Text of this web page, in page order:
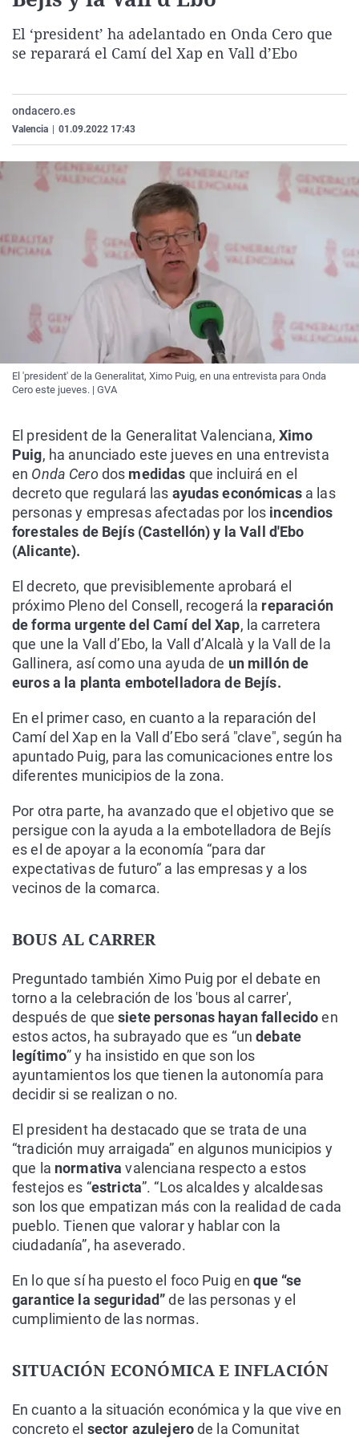
Gente viajera
Retornados
Operación Viuda
Galicia
Navarra
Televisión
El ‘president’ ha adelantado en Onda Cero que
se reparará el Camí del Xap en Vall d’Ebo
ondacero.es
Valencia 01.09.2022 17:43
El 'president' de la Generalitat, Ximo Puig, en una entrevista para Onda
Cero este jueves. | GVA
El president de la Generalitat Valenciana,Ximo
Puig, ha anunciado este jueves en una entrevista
en Onda Cerodos medidas que incluirá en el
decreto que regulará las ayudas económicas a las
personas y empresas afectadas por los incendios
forestales de Bejís (Castellón) y la Vall d'Ebo
(Alicante).
El decreto, que previsiblemente aprobará el
próximo Pleno del Consell, recogerá la reparación
de forma urgente del Camí del Xap, la carretera
que une la Vall d’Ebo, la Vall d’Alcalà y la Vall de la
Gallinera, así como una ayuda de un millón de
euros a la planta embotelladora de Bejís.
En el primer caso, en cuanto a la reparación del
Camí del Xap en la Vall d’Ebo será "clave", según ha
apuntado Puig, para las comunicaciones entre los
diferentes municipios de la zona.
Por otra parte, ha avanzado que el objetivo que se
persigue con la ayuda a la embotelladora de Bejís
es el de apoyar a la economía “para dar
expectativas de futuro” a las empresas y a los
vecinos de la comarca.
BOUS AL CARRER
Preguntado también Ximo Puig por el debate en
torno a la celebración de los 'bous al carrer',
después de quesiete personas hayan fallecidoen
estos actos, ha subrayado que es “undebate
legítimo” y ha insistido en que son los
ayuntamientos los que tienen la autonomía para
decidir si se realizan o no.
El president ha destacado que se trata de una
“tradición muy arraigada” en algunos municipios y
que la normativavalenciana respecto a estos
festejos es “estricta”. “Los alcaldes y alcaldesas
son los que empatizan más con la realidad de cada
pueblo. Tienen que valorar y hablar con la
ciudadanía”, ha aseverado.
En lo que sí ha puesto el foco Puig enque “se
garantice la seguridad”de las personas y el
cumplimiento de las normas.
SITUACIÓN ECONÓMICA E INFLACIÓN
En cuanto a la situación económica y la que vive en
concreto el sector azulejerode la Comunitat